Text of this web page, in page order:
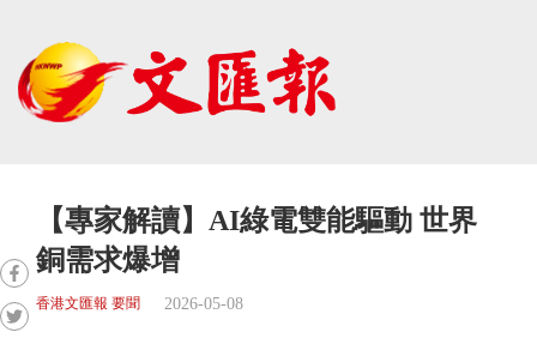
【專家解讀】AI綠電雙能驅動 世界
銅需求爆增
香港文匯報 要聞 2026-05-08